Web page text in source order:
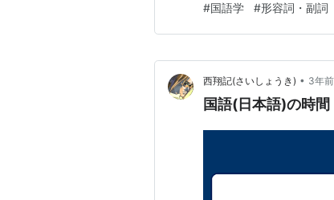
ので寒いなどの時制変化
った」です。 というわ
#国語学 #形容詞・副詞
西翔記(さいしょうき) • 3年前
国語(日本語)の時